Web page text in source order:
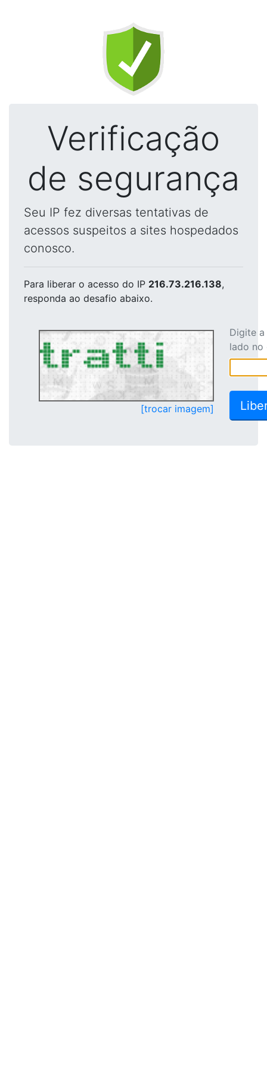
Verificação
de segurança
Seu IP fez diversas tentativas de
acessos suspeitos a sites hospedados
conosco.
Para liberar o acesso do IP 216.73.216.138,
responda ao desafio abaixo.
[trocar imagem]
Digite
lado no